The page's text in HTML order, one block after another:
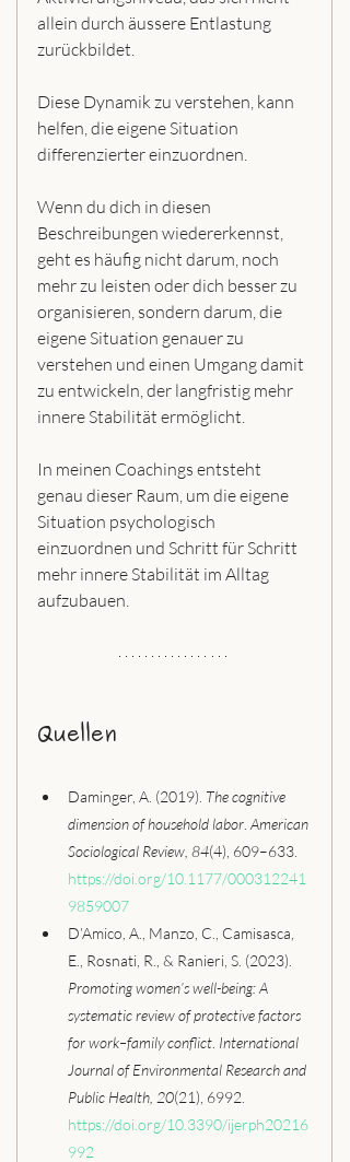
allein durch äussere Entlastung
zurückbildet.
Diese Dynamik zu verstehen, kann
helfen, die eigene Situation
differenzierter einzuordnen.
Wenn du dich in diesen
Beschreibungen wiedererkennst,
geht es häufig nicht darum, noch
mehr zu leisten oder dich besser zu
organisieren, sondern darum, die
eigene Situation genauer zu
verstehen und einen Umgang damit
zu entwickeln, der langfristig mehr
innere Stabilität ermöglicht.
In meinen Coachings entsteht
genau dieser Raum, um die eigene
Situation psychologisch
einzuordnen und Schritt für Schritt
mehr innere Stabilität im Alltag
aufzubauen.
Quellen
Daminger, A. (2019). The cognitive
dimension of household labor American
Sociological Review, 84(4), 609–633.
https://doi.org/10.1177/000312241
9859007
D’Amico, A., Manzo, C., Camisasca,
E., Rosnati, R., & Ranieri, S. (2023).
Promoting women’s well-being: A
systematic review of protective factors
for work–family conflict International
Journal of Environmental Research and
Public Health, 20(21), 6992.
https://doi.org/10.3390/ijerph20216
992